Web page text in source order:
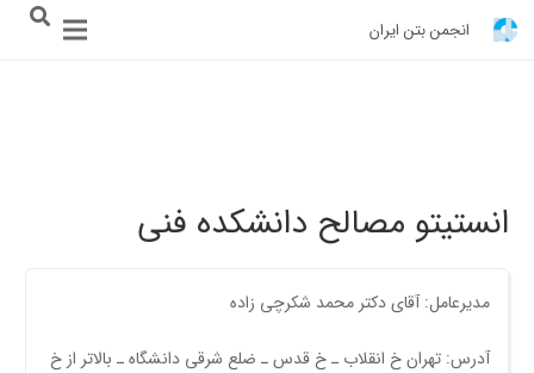
انجمن بتن ایران
انستیتو مصالح دانشکده فنی
مدیرعامل: آقای دکتر محمد شکرچی زاده
آدرس: تهران خ انقلاب ـ خ قدس ـ ضلع شرقی دانشگاه ـ بالاتر از خ